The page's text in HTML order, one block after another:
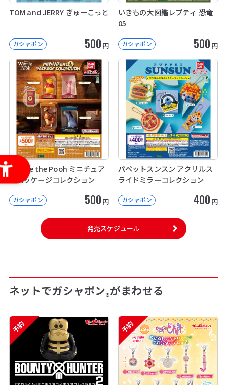
TOM and JERRY ぎゅーこっと
ガシャポン 500 円
いきもの大図鑑レプティ 恐竜
05
ガシャポン 500 円
Winnie the Pooh ミニチュア
＆パッケージコレクション
ガシャポン 500 円
パペットスンスン アクリルス
ライドミラーコレクション
ガシャポン 400 円
発売スケジュール
ネットでガシャポン®がまわせる
予約 予約